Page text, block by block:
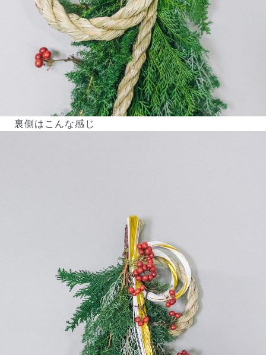
写真と同じものが届く？
商品ページに掲載している写真は、実際にお届けする商
品を撮影したものです。お花は生き物なので、どうして
よくある質問
裏側はこんな感じ